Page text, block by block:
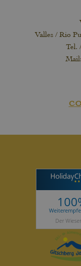
Valles / Rio
Tel.
Mail:
Der